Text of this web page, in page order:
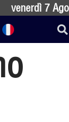
venerdì 7